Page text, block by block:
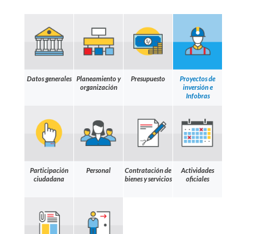
Datos generales
Planeamiento y
organización
Presupuesto
Proyectos de
inversión e
Infobras
Participación
ciudadana
Personal
Contratación de
bienes y servicios
Actividades
oficiales